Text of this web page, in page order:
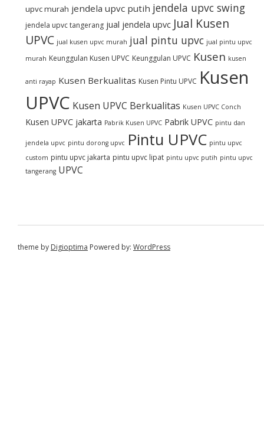
upvc murah jendela upvc putih jendela upvc swing
jendela upvc tangerang jual jendela upvc Jual Kusen
UPVC jual kusen upvc murah jual pintu upvc jual pintu upvc
murah Keunggulan Kusen UPVC Keunggulan UPVC Kusen kusen
anti rayap Kusen Berkualitas Kusen Pintu UPVC Kusen
UPVC Kusen UPVC Berkualitas Kusen UPVC Conch
Kusen UPVC jakarta Pabrik Kusen UPVC Pabrik UPVC pintu dan
jendela upvc pintu dorong upvc Pintu UPVC pintu upvc
custom pintu upvc jakarta pintu upvc lipat pintu upvc putih pintu upvc
tangerang UPVC
theme by Digioptima Powered by: WordPress